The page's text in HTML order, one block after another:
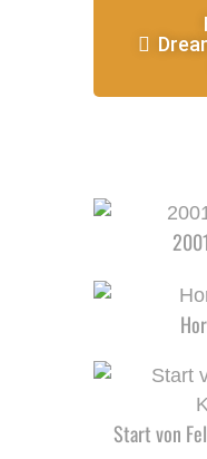
Start von